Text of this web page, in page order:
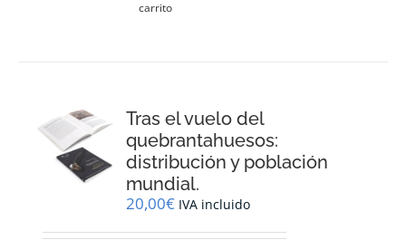
carrito
Tras el vuelo del
quebrantahuesos:
distribución y población
mundial.
20,00€ IVA incluido